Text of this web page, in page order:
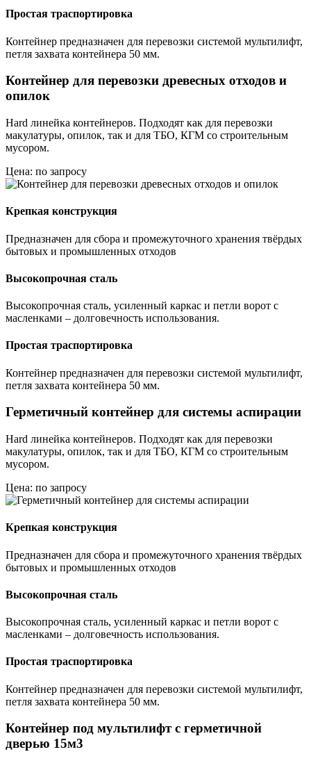
Простая траспортировка
Контейнер предназначен для перевозки системой мультилифт,
петля захвата контейнера 50 мм.
Контейнер для перевозки древесных отходов и
опилок
Hard линейка контейнеров. Подходят как для перевозки
макулатуры, опилок, так и для ТБО, КГМ со строительным
мусором.
Цена: по запросу
Крепкая конструкция
Предназначен для сбора и промежуточного хранения твёрдых
бытовых и промышленных отходов
Высокопрочная сталь
Высокопрочная сталь, усиленный каркас и петли ворот с
масленками – долговечность использования.
Простая траспортировка
Контейнер предназначен для перевозки системой мультилифт,
петля захвата контейнера 50 мм.
Герметичный контейнер для системы аспирации
Hard линейка контейнеров. Подходят как для перевозки
макулатуры, опилок, так и для ТБО, КГМ со строительным
мусором.
Цена: по запросу
Крепкая конструкция
Предназначен для сбора и промежуточного хранения твёрдых
бытовых и промышленных отходов
Высокопрочная сталь
Высокопрочная сталь, усиленный каркас и петли ворот с
масленками – долговечность использования.
Простая траспортировка
Контейнер предназначен для перевозки системой мультилифт,
петля захвата контейнера 50 мм.
Контейнер под мультилифт с герметичной
дверью 15м3